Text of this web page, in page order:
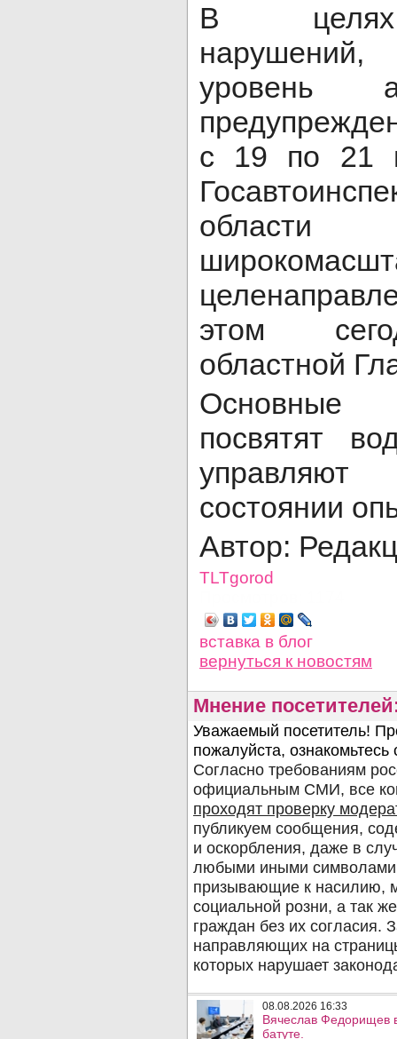
В целях
уровень
с 19 по 21
этом
областной
Основные
посвятят
управляют
состоянии
Автор:
TLTgorod
вставка в блог
вернуться к новостям
Мнение
08.08.2026 16:33
Вячеслав Федорищев
батуте.